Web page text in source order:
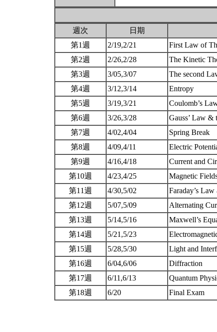
週次
日期
第1週
2/19,2/21
First Law of
第2週
2/26,2/28
The Kinetic
第3週
3/05,3/07
The second
第4週
3/12,3/14
Entropy
第5週
3/19,3/21
Coulomb’s
第6週
3/26,3/28
Gauss’ Law
第7週
4/02,4/04
Spring Break
第8週
4/09,4/11
Electric
第9週
4/16,4/18
Current and
第10週
4/23,4/25
Magnetic
第11週
4/30,5/02
Faraday’s
第12週
5/07,5/09
Alternating
第13週
5/14,5/16
Maxwell’s
第14週
5/21,5/23
第15週
5/28,5/30
Light and
第16週
6/04,6/06
Diffraction
第17週
6/11,6/13
Quantum
第18週
6/20 Final Exam